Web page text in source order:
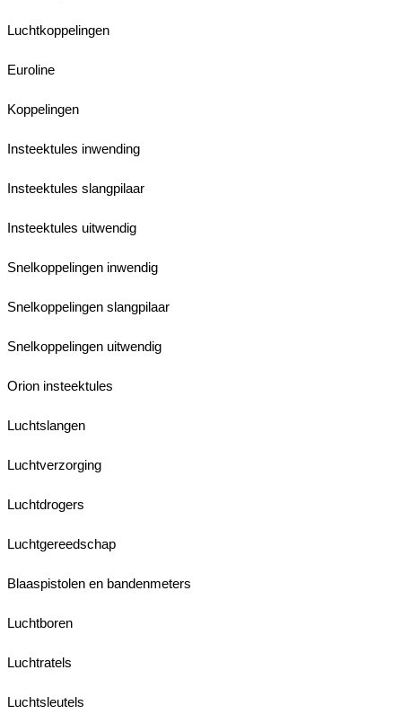
Luchtkoppelingen
Euroline
Koppelingen
Insteektules inwending
Insteektules slangpilaar
Insteektules uitwendig
Snelkoppelingen inwendig
Snelkoppelingen slangpilaar
Snelkoppelingen uitwendig
Orion insteektules
Luchtslangen
Luchtverzorging
Luchtdrogers
Luchtgereedschap
Blaaspistolen en bandenmeters
Luchtboren
Luchtratels
Luchtsleutels